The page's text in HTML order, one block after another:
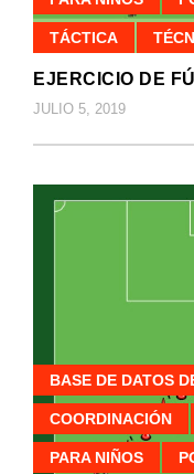
TÁCTICA
EJERCICIO DE
JULIO 5, 2019
BASE DE DATOS
COORDINACIÓN
PARA NIÑOS